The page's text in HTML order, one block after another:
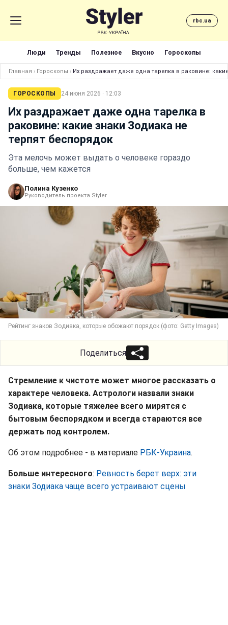
rbc.ua
Люди Тренды Полезное Вкусно Гороскопы
Главная › Гороскопы › Их раздражает даже одна тарелка в раковине:
ГОРОСКОПЫ 24 июня 2026 · 12:03
Их раздражает даже одна тарелка в
раковине: какие знаки Зодиака не
терпят беспорядок
Эта мелочь может выдать о человеке гораздо
больше, чем кажется
Полина Кузенко
Руководитель проекта Styler
Рейтинг знаков Зодиака, которые обожают порядок (фото: Getty Images)
Поделиться
Стремление к чистоте может многое рассказать о
характере человека. Астрологи назвали знаки
Зодиака, которые тяжелее всего мирятся с
бытовым беспорядком и всегда стараются все
держать под контролем.
Об этом подробнее - в материале РБК-Украина.
Больше интересного: Ревность берет верх: эти
знаки Зодиака чаще всего устраивают сцены